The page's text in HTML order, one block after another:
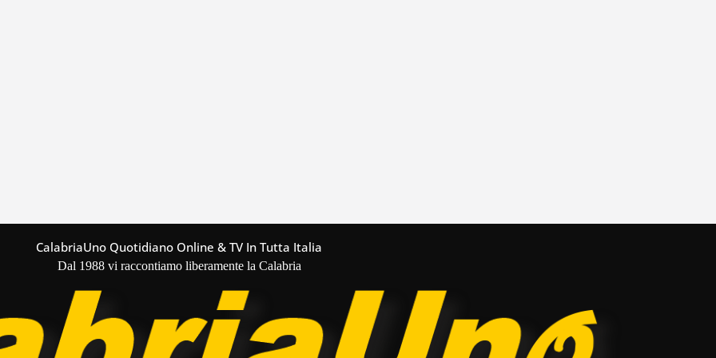
CalabriaUno Quotidiano Online & TV In Tutta Italia
Dal 1988 vi raccontiamo liberamente la Calabria